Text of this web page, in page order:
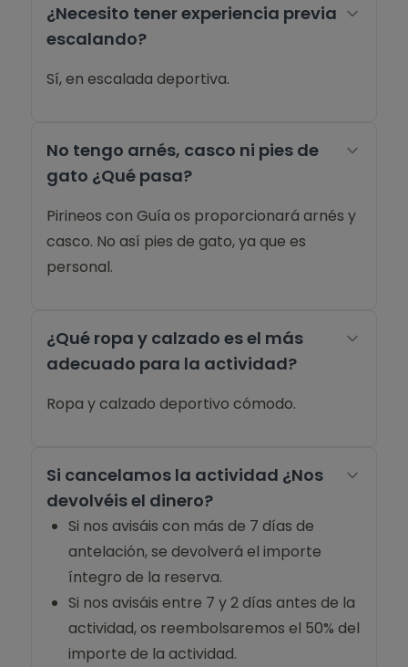
¿Necesito tener experiencia previa
escalando?
Sí, en escalada deportiva.
No tengo arnés, casco ni pies de
gato ¿Qué pasa?
Pirineos con Guía os proporcionará arnés y
casco. No así pies de gato, ya que es
personal.
¿Qué ropa y calzado es el más
adecuado para la actividad?
Ropa y calzado deportivo cómodo.
Si cancelamos la actividad ¿Nos
devolvéis el dinero?
Si nos avisáis con más de 7 días de
antelación, se devolverá el importe
íntegro de la reserva.
Si nos avisáis entre 7 y 2 días antes de la
actividad, os reembolsaremos el 50% del
importe de la actividad.